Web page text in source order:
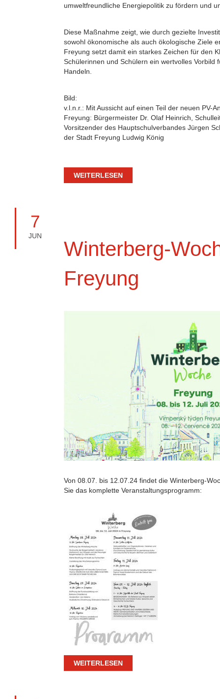
umweltfreundliche Energiepolitik zu fördern und
Diese Maßnahme zeigt, wie durch gezielte
sowohl ökonomische als auch ökologische Ziele
Freyung setzt damit ein starkes Zeichen für den
Schülerinnen und Schülern ein wertvolles Vorbild
Handeln.
Bild:
v.l.n.r.: Mit Aussicht auf einen Teil der neuen PV-
Freyung: Bürgermeister Dr. Olaf Heinrich,
Vorsitzender des Hauptschulverbandes Jürgen
der Stadt Freyung Ludwig König
WEITERLESEN
7
JUN
Winterberg-
Freyung
Von 08.07. bis 12.07.24 findet die Winterberg-
Sie das komplette Veranstaltungsprogramm:
WEITERLESEN